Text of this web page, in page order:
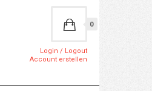
0
Login / Logout
Account erstellen